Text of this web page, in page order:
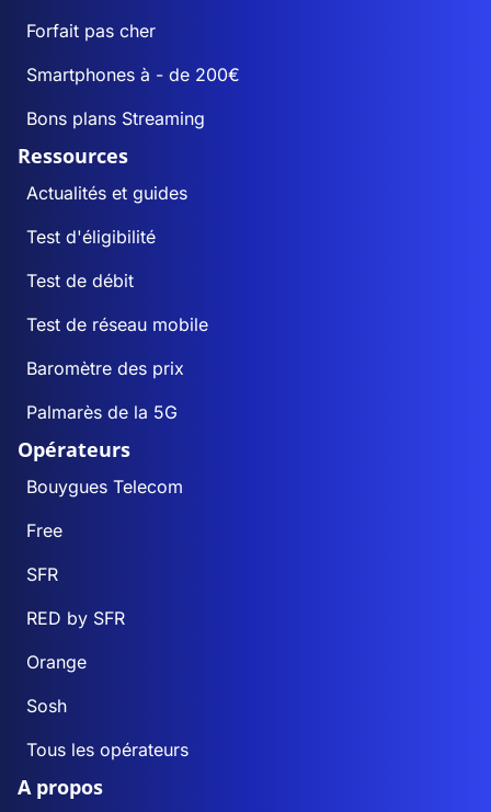
Forfait pas cher
Smartphones à - de 200€
Bons plans Streaming
Ressources
Actualités et guides
Test d'éligibilité
Test de débit
Test de réseau mobile
Baromètre des prix
Palmarès de la 5G
Opérateurs
Bouygues Telecom
Free
SFR
RED by SFR
Orange
Sosh
Tous les opérateurs
A propos